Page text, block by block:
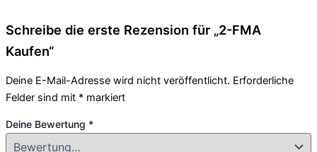
Schreibe die erste Rezension für „2-FMA
Kaufen“
Deine E-Mail-Adresse wird nicht veröffentlicht. Erforderliche
Felder sind mit * markiert
Deine Bewertung *